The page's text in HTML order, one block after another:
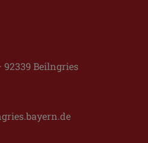
92339 Beilngries